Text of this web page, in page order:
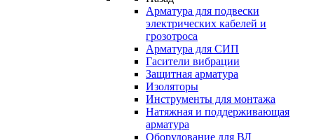
Арматура для подвески
электрических кабелей и
грозотроса
Арматура для СИП
Гасители вибрации
Защитная арматура
Изоляторы
Инструменты для монтажа
Натяжная и поддерживающая
арматура
Оборудование для ВЛ